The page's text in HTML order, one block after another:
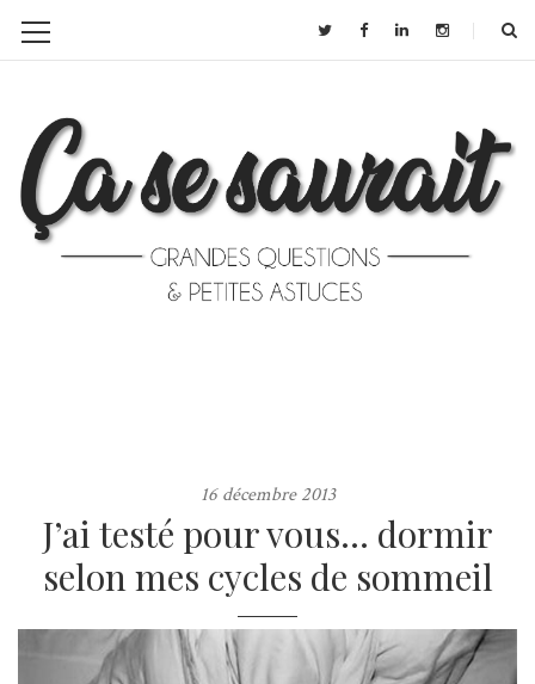
16 décembre 2013
J’ai testé pour vous… dormir
selon mes cycles de sommeil